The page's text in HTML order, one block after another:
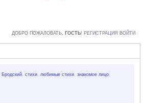
ДОБРО ПОЖАЛОВАТЬ, ГОСТЬ! РЕГИСТРАЦИЯ ВОЙТИ
Бродский, стихи, любимые стихи, знакомое лицо